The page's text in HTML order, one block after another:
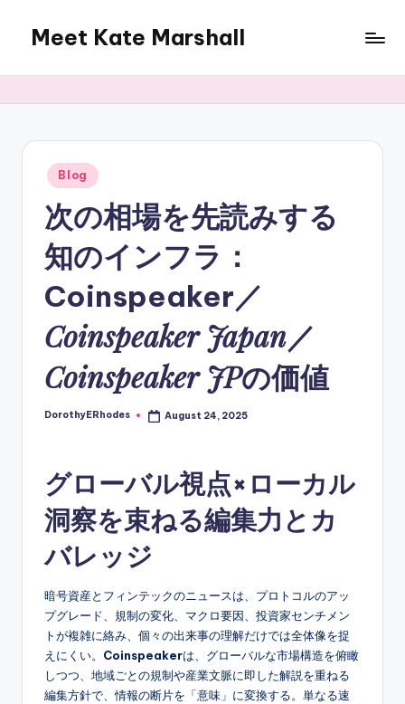
content
Meet Kate Marshall
to
full
spectrum
blog
Posted
in
Blog
次の相場を先読みする
知のインフラ：
Coinspeaker／
Coinspeaker Japan／
Coinspeaker JPの価値
Posted
DorothyERhodes August 24, 2025
グローバル視点×ローカル
洞察を束ねる編集力とカ
バレッジ
暗号資産とフィンテックのニュースは、プロトコルのアッ
プグレード、規制の変化、マクロ要因、投資家センチメン
トが複雑に絡み、個々の出来事の理解だけでは全体像を捉
えにくい。 Coinspeakerは、グローバルな市場構造を俯瞰
しつつ、地域ごとの規制や産業文脈に即した解説を重ねる
編集方針で、情報の断片を「意味」に変換する。単なる速